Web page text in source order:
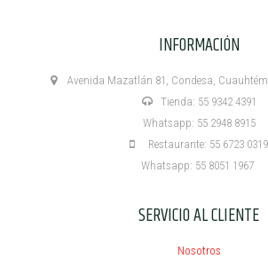
INFORMACIÓN
Avenida Mazatlán 81, Condesa,
Tienda: 55 9342 4391
Whatsapp: 55 2948 8915
Restaurante: 55 6723 0319
Whatsapp: 55 8051 1967
SERVICIO AL CLIENTE
Nosotros